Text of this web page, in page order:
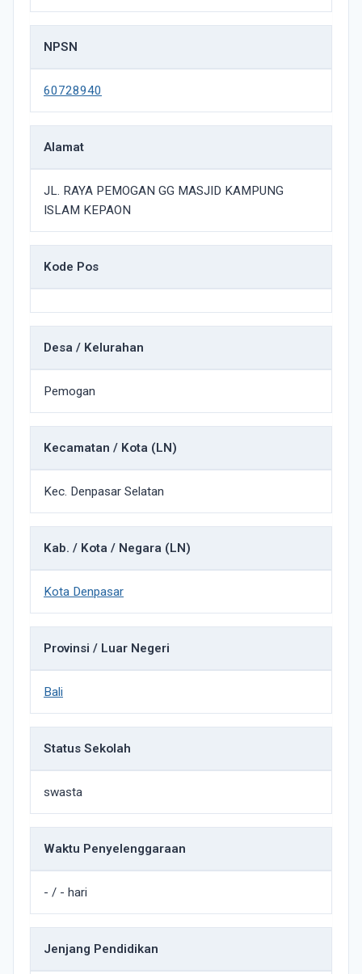
NPSN
60728940
Alamat
JL. RAYA PEMOGAN GG MASJID KAMPUNG
ISLAM KEPAON
Kode Pos
Desa / Kelurahan
Pemogan
Kecamatan / Kota (LN)
Kec. Denpasar Selatan
Kab. / Kota / Negara (LN)
Kota Denpasar
Provinsi / Luar Negeri
Bali
Status Sekolah
swasta
Waktu Penyelenggaraan
- / - hari
Jenjang Pendidikan